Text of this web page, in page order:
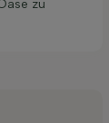
zu